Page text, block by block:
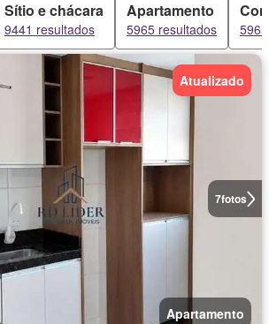
Sítio e chácara
9441 resultados
Apartamento
5965 resultados
7fotos
Atualizado
Apartamento